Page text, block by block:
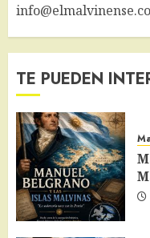
TE PUEDEN